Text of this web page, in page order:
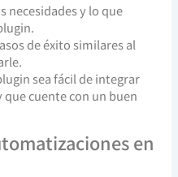
necesidades y lo que
de éxito similares al
sea fácil de integrar
cuente con un buen
en